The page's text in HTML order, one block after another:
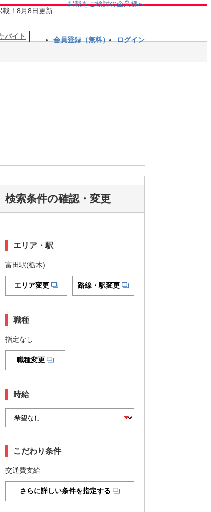
載！8月8日更新
掲載をご検討の企業様へ
バイト 会員登録（無料） ログイン
検索条件の確認・変更
エリア・駅
富田駅(栃木)
エリア変更 路線・駅変更
職種
指定なし
職種変更
時給
こだわり条件
交通費支給
さらに詳しい条件を指定する